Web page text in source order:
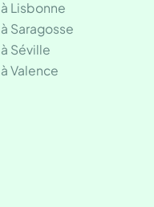
Lisbonne
Saragosse
Séville
Valence